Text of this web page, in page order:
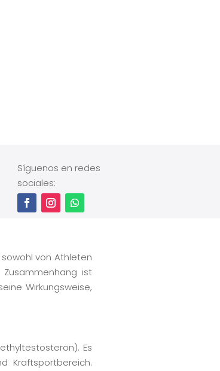
Síguenos en redes
sociales:
von Athleten
ist
Wirkungsweise,
Es
Kraftsportbereich.